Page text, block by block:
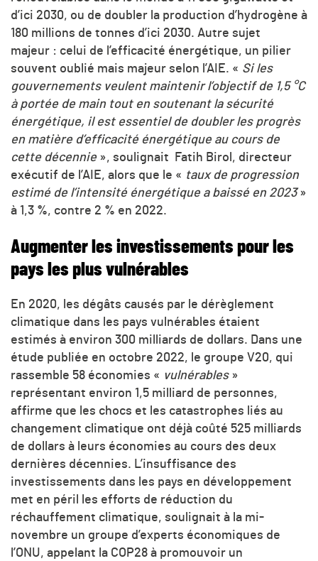
d’ici 2030, ou de doubler la production d’hydrogène à
180 millions de tonnes d’ici 2030. Autre sujet
majeur : celui de l’efficacité énergétique, un pilier
souvent oublié mais majeur selon l’AIE. « Si les
gouvernements veulent maintenir l’objectif de 1,5 °C
à portée de main tout en soutenant la sécurité
énergétique, il est essentiel de doubler les progrès
en matière d’efficacité énergétique au cours de
cette décennie », soulignait Fatih Birol, directeur
exécutif de l’AIE, alors que le « taux de progression
estimé de l’intensité énergétique a baissé en 2023»
à 1,3 %, contre 2 % en 2022.
Augmenter les investissements pour les
pays les plus vulnérables
En 2020, les dégâts causés par le dérèglement
climatique dans les pays vulnérables étaient
estimés à environ 300 milliards de dollars. Dans une
étude publiée en octobre 2022, le groupe V20, qui
rassemble 58 économies « vulnérables»
représentant environ 1,5 milliard de personnes,
affirme que les chocs et les catastrophes liés au
changement climatique ont déjà coûté 525 milliards
de dollars à leurs économies au cours des deux
dernières décennies. L’insuffisance des
investissements dans les pays en développement
met en péril les efforts de réduction du
réchauffement climatique, soulignait à la mi-
novembre un groupe d’experts économiques de
l’ONU, appelant la COP28 à promouvoir un